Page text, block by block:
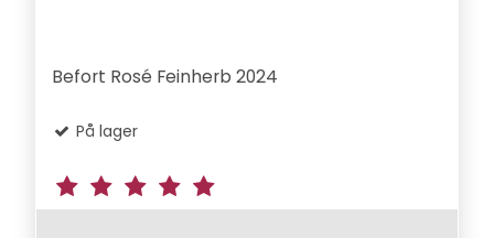
Befort Rosé Feinherb 2024
På lager